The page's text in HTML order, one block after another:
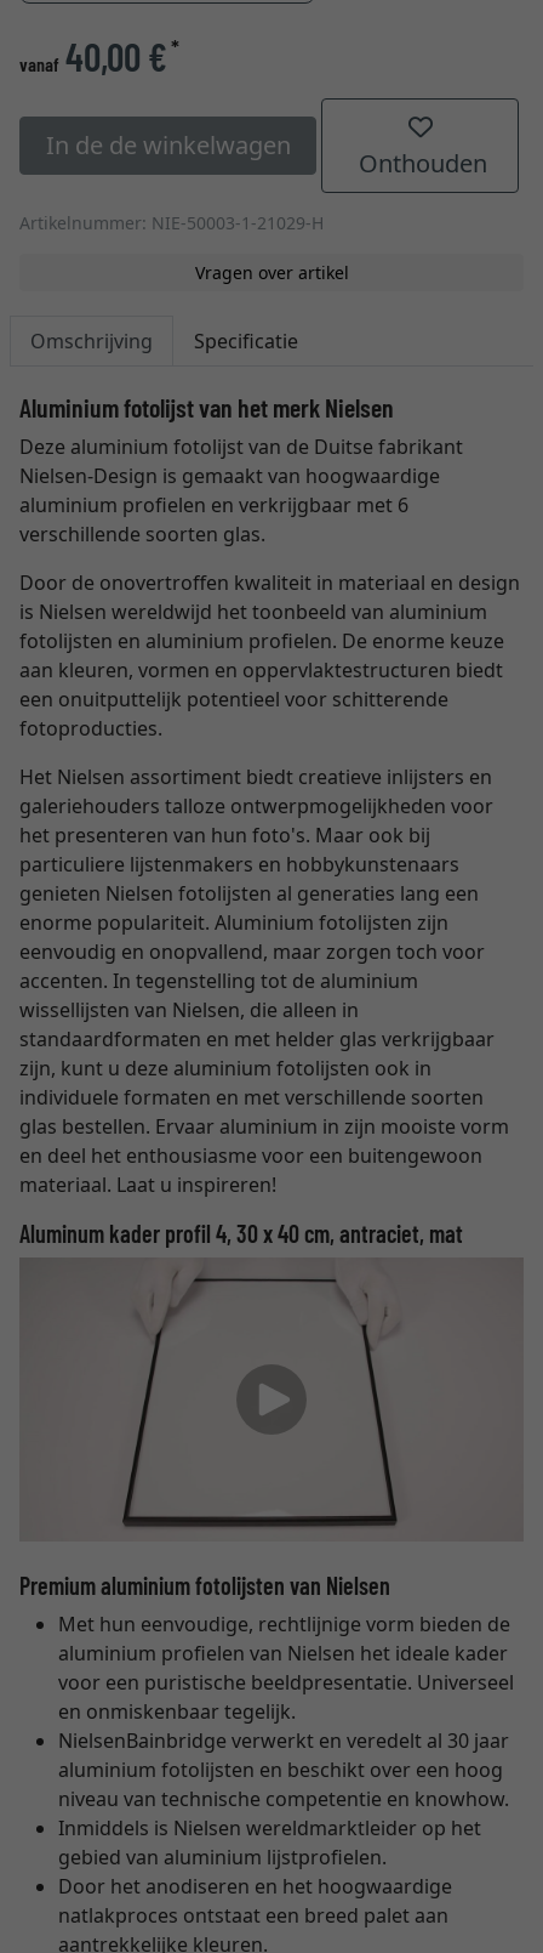
vanaf 40,00 €*
In de de winkelwagen
Onthouden
Artikelnummer: NIE-50003-1-21029-H
Vragen over artikel
Omschrijving Specificatie
Aluminium fotolijst van het merk Nielsen
Deze aluminium fotolijst van de Duitse fabrikant
Nielsen-Design is gemaakt van hoogwaardige
aluminium profielen en verkrijgbaar met 6
verschillende soorten glas.
Door de onovertroffen kwaliteit in materiaal en design
is Nielsen wereldwijd het toonbeeld van aluminium
fotolijsten en aluminium profielen. De enorme keuze
aan kleuren, vormen en oppervlaktestructuren biedt
een onuitputtelijk potentieel voor schitterende
fotoproducties.
Het Nielsen assortiment biedt creatieve inlijsters en
galeriehouders talloze ontwerpmogelijkheden voor
het presenteren van hun foto's. Maar ook bij
particuliere lijstenmakers en hobbykunstenaars
genieten Nielsen fotolijsten al generaties lang een
enorme populariteit. Aluminium fotolijsten zijn
eenvoudig en onopvallend, maar zorgen toch voor
accenten. In tegenstelling tot de aluminium
wissellijsten van Nielsen, die alleen in
standaardformaten en met helder glas verkrijgbaar
zijn, kunt u deze aluminium fotolijsten ook in
individuele formaten en met verschillende soorten
glas bestellen. Ervaar aluminium in zijn mooiste vorm
en deel het enthousiasme voor een buitengewoon
materiaal. Laat u inspireren!
Aluminum kader profil 4, 30 x 40 cm, antraciet, mat
Premium aluminium fotolijsten van Nielsen
Met hun eenvoudige, rechtlijnige vorm bieden de
aluminium profielen van Nielsen het ideale kader
voor een puristische beeldpresentatie. Universeel
en onmiskenbaar tegelijk.
NielsenBainbridge verwerkt en veredelt al 30 jaar
aluminium fotolijsten en beschikt over een hoog
niveau van technische competentie en knowhow.
Inmiddels is Nielsen wereldmarktleider op het
gebied van aluminium lijstprofielen.
Door het anodiseren en het hoogwaardige
natlakproces ontstaat een breed palet aan
aantrekkelijke kleuren.